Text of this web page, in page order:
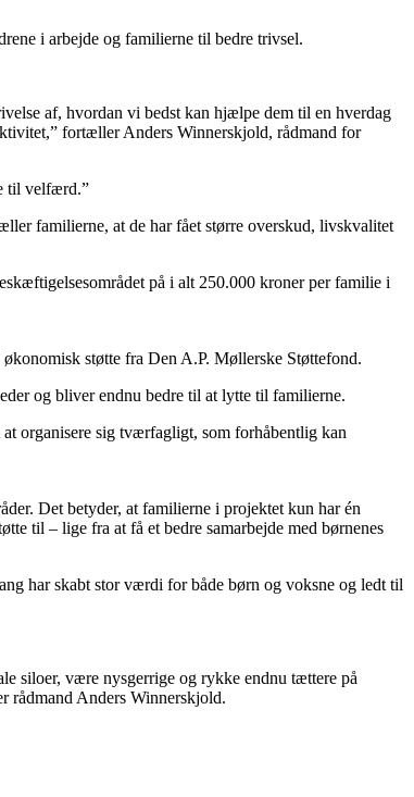
i arbejde og familierne til bedre trivsel.
af, hvordan vi bedst kan hjælpe dem til en hverdag
fortæller Anders Winnerskjold, rådmand for
til velfærd.”
familierne, at de har fået større overskud, livskvalitet
på i alt 250.000 kroner per familie i
støtte fra Den A.P. Møllerske Støttefond.
og bliver endnu bedre til at lytte til familierne.
organisere sig tværfagligt, som forhåbentlig kan
Det betyder, at familierne i projektet kun har én
til – lige fra at få et bedre samar­bejde med børnenes
har skabt stor værdi for både børn og voksne og ledt til
siloer, være nysgerrige og rykke endnu tættere på
rådmand Anders Winnerskjold.